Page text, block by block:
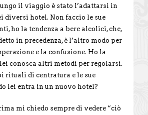
il viaggio è stato l’adattarsi in
diversi hotel. Non faccio le sue
ho la tendenza a bere alcolici, che,
in precedenza, è l’altro modo per
e la confusione. Ho la
conosca altri metodi per regolarsi.
rituali di centratura e le sue
lei entra in un nuovo hotel?
mi chiedo sempre di vedere “ciò